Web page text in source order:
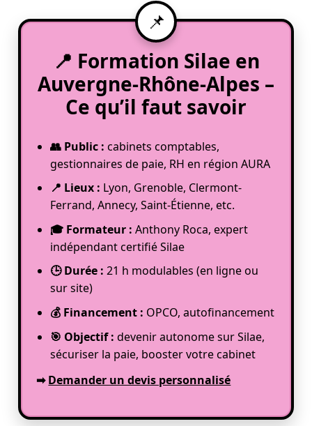
📍 Formation Silae en
Auvergne-Rhône-Alpes –
Ce qu’il faut savoir
👥 Public : cabinets comptables,
gestionnaires de paie, RH en région AURA
📍 Lieux : Lyon, Grenoble, Clermont-
Ferrand, Annecy, Saint-Étienne, etc.
🎓 Formateur : Anthony Roca, expert
indépendant certifié Silae
🕒 Durée : 21 h modulables (en ligne ou
sur site)
💰 Financement : OPCO, autofinancement
🎯 Objectif : devenir autonome sur Silae,
sécuriser la paie, booster votre cabinet
➡Demander un devis personnalisé